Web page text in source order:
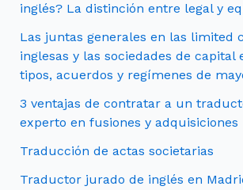
inglés? La distinción entre legal y
Las juntas generales en las limited
inglesas y las sociedades de capital
tipos, acuerdos y regímenes de
3 ventajas de contratar a un
experto en fusiones y adquisiciones
Traducción de actas societarias
Traductor jurado de inglés en